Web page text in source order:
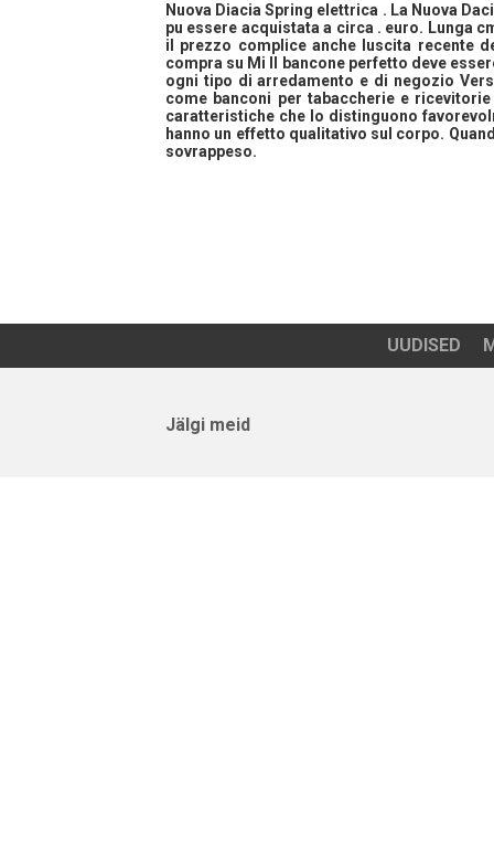
Nuova Diacia Spring elettrica . La Nuova
pu essere acquistata a circa . euro. Lunga
il prezzo complice anche luscita recente
compra su Mi Il bancone perfetto deve
ogni tipo di arredamento e di negozio
come banconi per tabaccherie e
caratteristiche che lo distinguono
hanno un effetto qualitativo sul corpo.
sovrappeso.
UUDISED
Jälgi meid